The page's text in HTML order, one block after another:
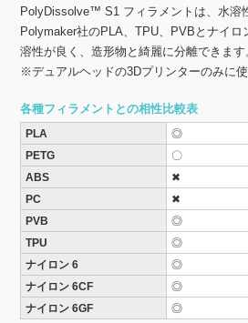
PolyDissolve™ S1 フィラメントは、水溶
Polymaker社のPLA、TPU、PVBとナイロ
溶性が良く、造形物と綺麗に分離できます
※デュアルヘッドの3Dプリンターのみに
各種フィラメントとの相性比較表
PLA
◎
PETG
〇
ABS
✖
PC
✖
PVB
◎
TPU
◎
ナイロン 6
◎
ナイロン 6CF
◎
ナイロン 6GF
◎